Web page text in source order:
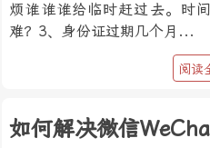
烦谁谁谁给临时赶过去。时
难？3、身份证过期几个月...
阅读
如何解决微信